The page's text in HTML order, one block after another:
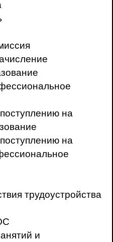
на
на
трудоустройства
и